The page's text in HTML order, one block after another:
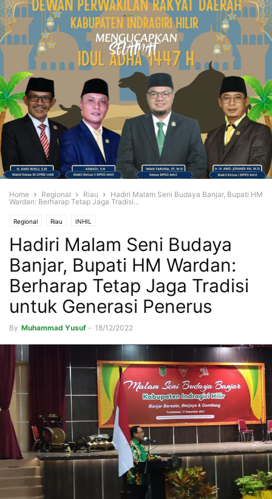
Home Regional Riau
Hadiri Malam Seni Budaya Banjar, Bupati HM
Wardan: Berharap Tetap Jaga Tradisi...
Regional Riau INHIL
Hadiri Malam Seni Budaya
Banjar, Bupati HM Wardan:
Berharap Tetap Jaga Tradisi
untuk Generasi Penerus
By Muhammad Yusuf - 18/12/2022